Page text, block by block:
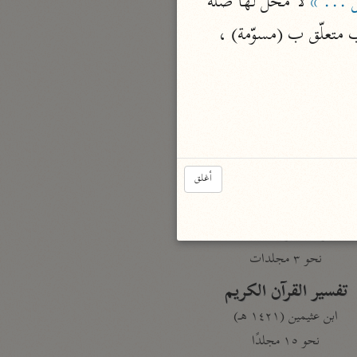
نحو مجلد
تيسير الكريم الرحمن
أبو بكر الجزائري (١٤٣٩ هـ)
شركة الخبرات الذكية
نحو ٣ مجلدات
تفسير القرآن الكريم
ابن عثيمين (١٤٢١ هـ)
نحو ١٥ مجلدًا
أغلق